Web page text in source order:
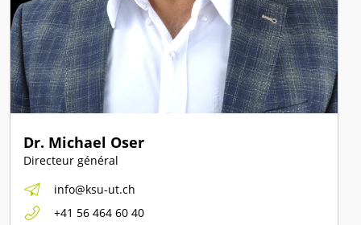
Dr. Michael Oser
Directeur général
info@ksu-ut.ch
+41 56 464 60 40